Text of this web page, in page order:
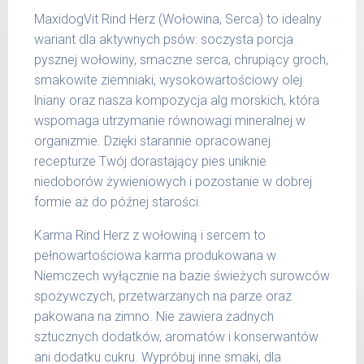
26 -
35 kg
800 g
36 -
50 kg
1000 g
51 -
1200 g
Podane liczby są wartościami orientacyjnymi.
Indywidualne potrzeby zależne są od rasy,
aktywności, warunków hodowli oraz innych
czynników.
Waga netto/Nr art.: 200 g/1002 | 400
g/1018 | 800 g/1026
MaxidogVit Rind Herz (Wołowina, Serca) to idealny
wariant dla aktywnych psów: soczysta porcja
pysznej wołowiny, smaczne serca, chrupiący groch,
smakowite ziemniaki, wysokowartościowy olej
lniany oraz nasza kompozycja alg morskich, która
wspomaga utrzymanie równowagi mineralnej w
organizmie. Dzięki starannie opracowanej
recepturze Twój dorastający pies uniknie
niedoborów żywieniowych i pozostanie w dobrej
formie aż do późnej starości.
Karma Rind Herz z wołowiną i sercem to
pełnowartościowa karma produkowana w
Niemczech wyłącznie na bazie świeżych surowców
spożywczych, przetwarzanych na parze oraz
pakowana na zimno. Nie zawiera żadnych
sztucznych dodatków, aromatów i konserwantów
ani dodatku cukru. Wypróbuj inne smaki, dla